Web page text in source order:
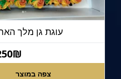
עוגת גן מלך
צפה במוצר